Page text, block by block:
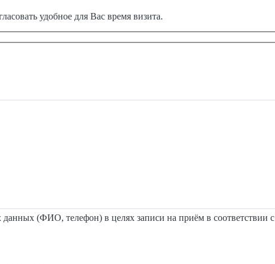
удобное для Вас время визита.
(ФИО, телефон) в целях записи на приём в соответствии с